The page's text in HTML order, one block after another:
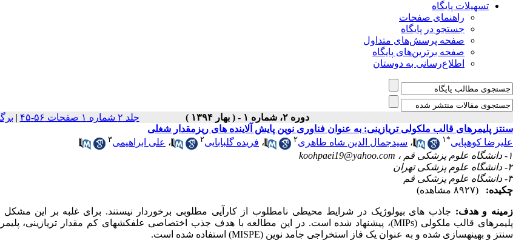
تسهیلات پایگاه
راهنمای صفحات
جستجو در پایگاه
صفحه پرسش‌های متداول
صفحه برترین‌های پایگاه
اطلاع‌رسانی به دوستان
دوره ۲، شماره ۱ - ( بهار ۱۳۹۴ ) جلد ۲ شماره ۱ صفحات ۵۶-۴۵ |
سنتز پلیمرهای قالب ملکولی تریازینی: به عنوان فناوری نوین پایش آلاینده های ریزمقدار شغلی
علیرضا کوهپایی*۱ ، سیدجمال الدین شاه طاهری۲ ، فریده گلبابایی۲ ، علی ابراهیمی۳
۱- دانشگاه علوم پزشکی قم ،
koohpaei19@yahoo.com
۲- دانشگاه علوم پزشکی تهران
۳- دانشگاه علوم پزشکی قم
چکیده:
(۸۹۲۷ مشاهده)
زمینه و هدف: جاذب های بیولوژیک در شرایط محیطی نامطلوب از کارآیی مطلوبی برخوردار نیستند. برای غلبه بر این مشکل
پلیمرهای قالب ملکولی (MIPs)، پیشنهاد شده است. در این مطالعه با هدف جذب اختصاصی علف­کشهای کم مقدار تریازینی،
سنتز و بهینه­سازی شده و به عنوان یک فاز استخراجی جامد نوین (MISPE) استفاده شده است.